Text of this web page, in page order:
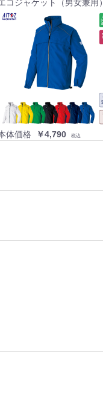
コジャケット（男女兼用）
体価格 ￥4,790 税込